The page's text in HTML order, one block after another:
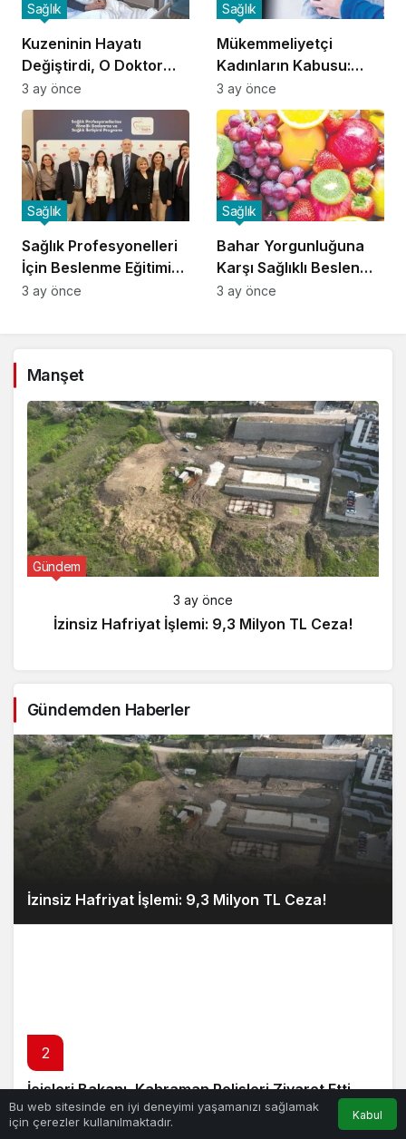
Kuzeninin Hayatı
Değiştirdi, O Doktor
Oldu!
Sağlık
3 ay önce
Mükemmeliyetçi
Kadınların Kabusu:
Fibromiyalji!
Sağlık
3 ay önce
Sağlık Profesyonelleri
İçin Beslenme Eğitimi
Başladı
Sağlık
3 ay önce
Bahar Yorgunluğuna
Karşı Sağlıklı Beslenme
İpuçları
Sağlık
3 ay önce
Manşet
Gündem
3 ay önce
İzinsiz Hafriyat İşlemi: 9,3 Milyon TL Ceza!
Gündemden Haberler
İzinsiz Hafriyat İşlemi: 9,3 Milyon TL Ceza!
2
İçişleri Bakanı, Kahraman Polisleri Ziyaret Etti
Bu web sitesinde en iyi deneyimi yaşamanızı sağlamak
için çerezler kullanılmaktadır.
Kabul